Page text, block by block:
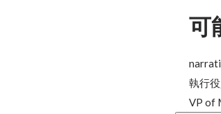
可
執行
VP of